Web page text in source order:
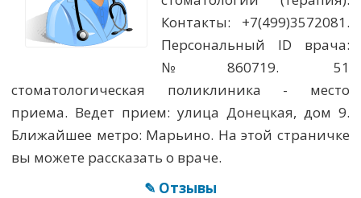
Контакты: +7(499)3572081.
Персональный ID врача:
№860719. 51
стоматологическая поликлиника - место
приема. Ведет прием: улица Донецкая, дом 9.
Ближайшее метро: Марьино. На этой страничке
вы можете рассказать о враче.
✎ Отзывы